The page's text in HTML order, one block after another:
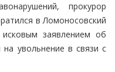
прокурор
в Ломоносовский
заявлением об
на увольнение в связи с